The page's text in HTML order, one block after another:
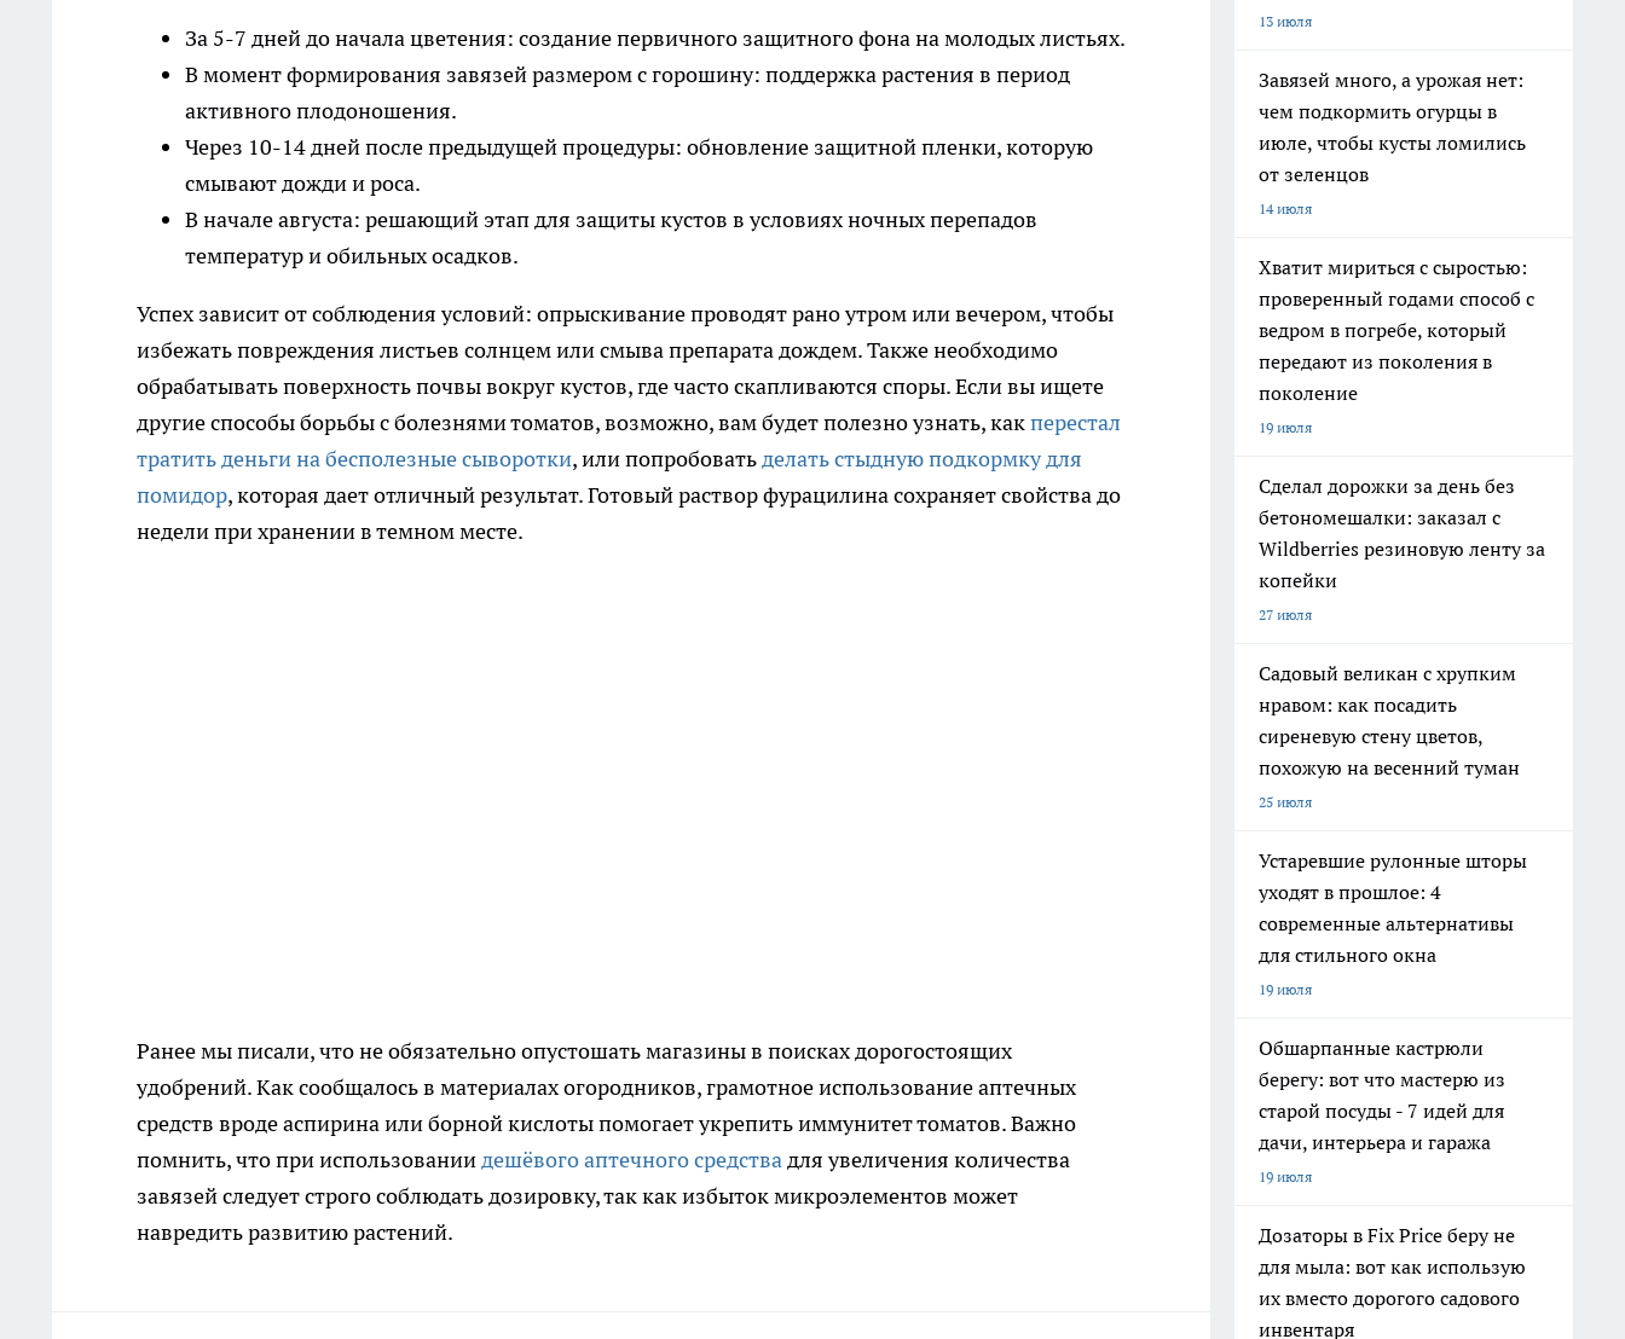
За 5-7 дней до начала цветения: создание первичного защитного фона на молодых листьях.
В момент формирования завязей размером с горошину: поддержка растения в период
активного плодоношения.
Через 10-14 дней после предыдущей процедуры: обновление защитной пленки, которую
смывают дожди и роса.
В начале августа: решающий этап для защиты кустов в условиях ночных перепадов
температур и обильных осадков.
Успех зависит от соблюдения условий: опрыскивание проводят рано утром или вечером, чтобы
избежать повреждения листьев солнцем или смыва препарата дождем. Также необходимо
обрабатывать поверхность почвы вокруг кустов, где часто скапливаются споры. Если вы ищете
другие способы борьбы с болезнями томатов, возможно, вам будет полезно узнать, какперестал
тратить деньги на бесполезные сыворотки, или попробоватьделать стыдную подкормку для
помидор, которая дает отличный результат. Готовый раствор фурацилина сохраняет свойства до
недели при хранении в темном месте.
Ранее мы писали, что не обязательно опустошать магазины в поисках дорогостоящих
удобрений. Как сообщалось в материалах огородников, грамотное использование аптечных
средств вроде аспирина или борной кислоты помогает укрепить иммунитет томатов. Важно
помнить, что при использованиидешёвого аптечного средствадля увеличения количества
завязей следует строго соблюдать дозировку, так как избыток микроэлементов может
навредить развитию растений.
13 июля
Завязей много, а урожая нет:
чем подкормить огурцы в
июле, чтобы кусты ломились
от зеленцов
14 июля
Хватит мириться с сыростью:
проверенный годами способ с
ведром в погребе, который
передают из поколения в
поколение
19 июля
Сделал дорожки за день без
бетономешалки: заказал с
Wildberries резиновую ленту за
копейки
27 июля
Садовый великан с хрупким
нравом: как посадить
сиреневую стену цветов,
похожую на весенний туман
25 июля
Устаревшие рулонные шторы
уходят в прошлое: 4
современные альтернативы
для стильного окна
19 июля
Обшарпанные кастрюли
берегу: вот что мастерю из
старой посуды - 7 идей для
дачи, интерьера и гаража
19 июля
Дозаторы в Fix Price беру не
для мыла: вот как использую
их вместо дорогого садового
инвентаря